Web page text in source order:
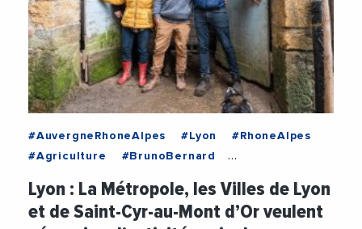
#AuvergneRhoneAlpes #Lyon
#RhoneAlpes
#Agriculture
#BrunoBernard
#MetropoleDeLyon
#Territoire
#TransitionEcologique
#VilleDeLyon
Lyon : La Métropole, les Villes de Lyon
et de Saint-Cyr-au-Mont d’Or veulent